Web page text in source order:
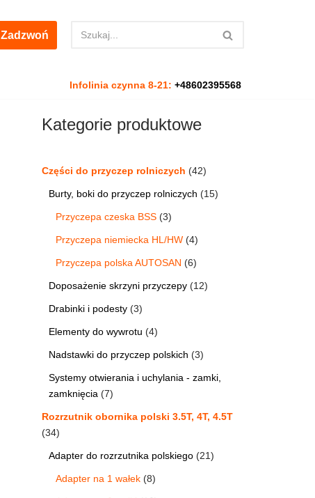
Zadzwoń
Infolinia czynna 8-21: +48602395568
Kategorie produktowe
Części do przyczep rolniczych 42
Burty, boki do przyczep rolniczych 15
Przyczepa czeska BSS 3
Przyczepa niemiecka HL/HW 4
Przyczepa polska AUTOSAN 6
Doposażenie skrzyni przyczepy 12
Drabinki i podesty 3
Elementy do wywrotu 4
Nadstawki do przyczep polskich 3
Systemy otwierania i uchylania - zamki,
zamknięcia
7
Rozrzutnik obornika polski 3.5T, 4T, 4.5T
34
Adapter do rozrzutnika polskiego 21
Adapter na 1 wałek 8